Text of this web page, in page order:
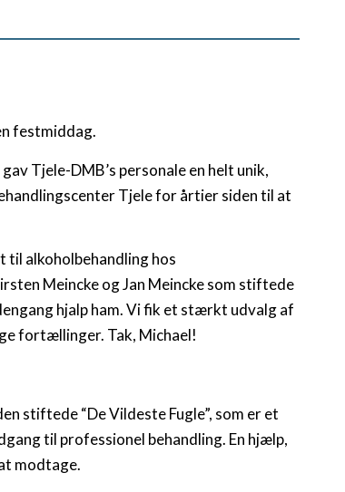
festmiddag.
Tjele-DMB’s personale en helt unik,
Tjele for årtier siden til at
til alkoholbehandling hos
Meincke og Jan Meincke som stiftede
hjalp ham. Vi fik et stærkt udvalg af
fortællinger. Tak, Michael!
stiftede “De Vildeste Fugle”, som er et
til professionel behandling. En hjælp,
modtage.